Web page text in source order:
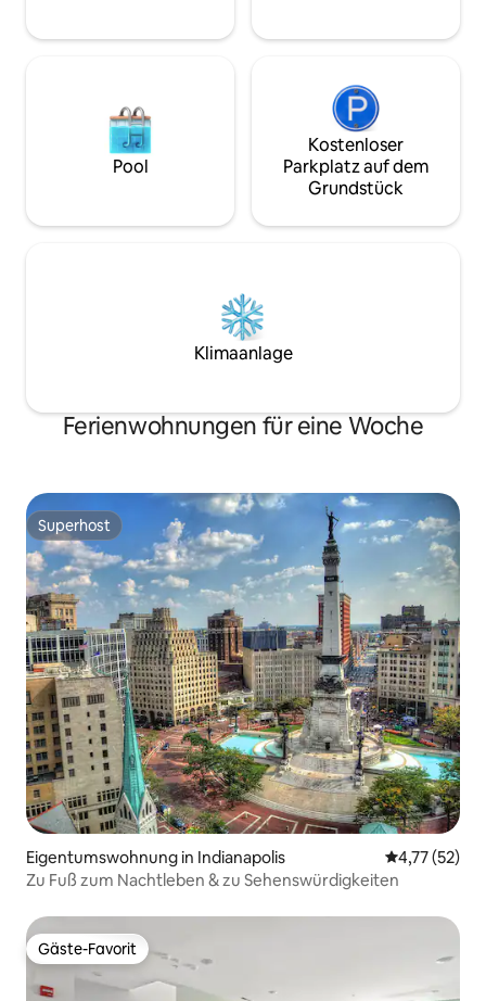
Keine Aufgaben $ 0 Reinigungsgebühr
Pool
Kostenloser
Parkplatz auf dem
Grundstück
Klimaanlage
Ferienwohnungen für eine Woche
Superhost
Superhost
Eigentumswohnung in Indianapolis
4,77 (52)
Zu Fuß zum Nachtleben & zu Sehenswürdigkeiten
Gäste-Favorit
Gäste-Favorit